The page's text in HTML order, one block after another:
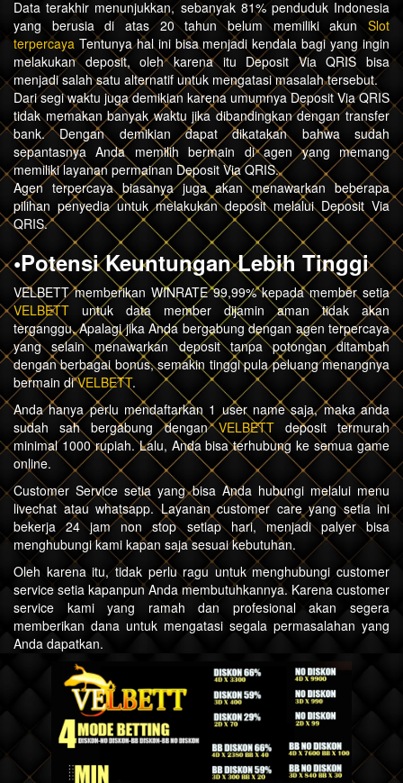
Data terakhir menunjukkan, sebanyak 81% penduduk Indonesia
yang berusia di atas 20 tahun belum memiliki akun Slot
terpercaya Tentunya hal ini bisa menjadi kendala bagi yang ingin
melakukan deposit, oleh karena itu Deposit Via QRIS bisa
menjadi salah satu alternatif untuk mengatasi masalah tersebut.
Dari segi waktu juga demikian karena umumnya Deposit Via QRIS
tidak memakan banyak waktu jika dibandingkan dengan transfer
bank. Dengan demikian dapat dikatakan bahwa sudah
sepantasnya Anda memilih bermain di agen yang memang
memiliki layanan permainan Deposit Via QRIS.
Agen terpercaya biasanya juga akan menawarkan beberapa
pilihan penyedia untuk melakukan deposit melalui Deposit Via
QRIS.
•Potensi Keuntungan Lebih Tinggi
VELBETT memberikan WINRATE 99,99% kepada member setia
VELBETT untuk data member dijamin aman tidak akan
terganggu. Apalagi jika Anda bergabung dengan agen terpercaya
yang selain menawarkan deposit tanpa potongan ditambah
dengan berbagai bonus, semakin tinggi pula peluang menangnya
bermain diVELBETT.
Anda hanya perlu mendaftarkan 1 user name saja, maka anda
sudah sah bergabung denganVELBETTdeposit termurah
minimal 1000 rupiah. Lalu, Anda bisa terhubung ke semua game
online.
Customer Service setia yang bisa Anda hubungi melalui menu
livechat atau whatsapp. Layanan customer care yang setia ini
bekerja 24 jam non stop setiap hari, menjadi palyer bisa
menghubungi kami kapan saja sesuai kebutuhan.
Oleh karena itu, tidak perlu ragu untuk menghubungi customer
service setia kapanpun Anda membutuhkannya. Karena customer
service kami yang ramah dan profesional akan segera
memberikan dana untuk mengatasi segala permasalahan yang
Anda dapatkan.